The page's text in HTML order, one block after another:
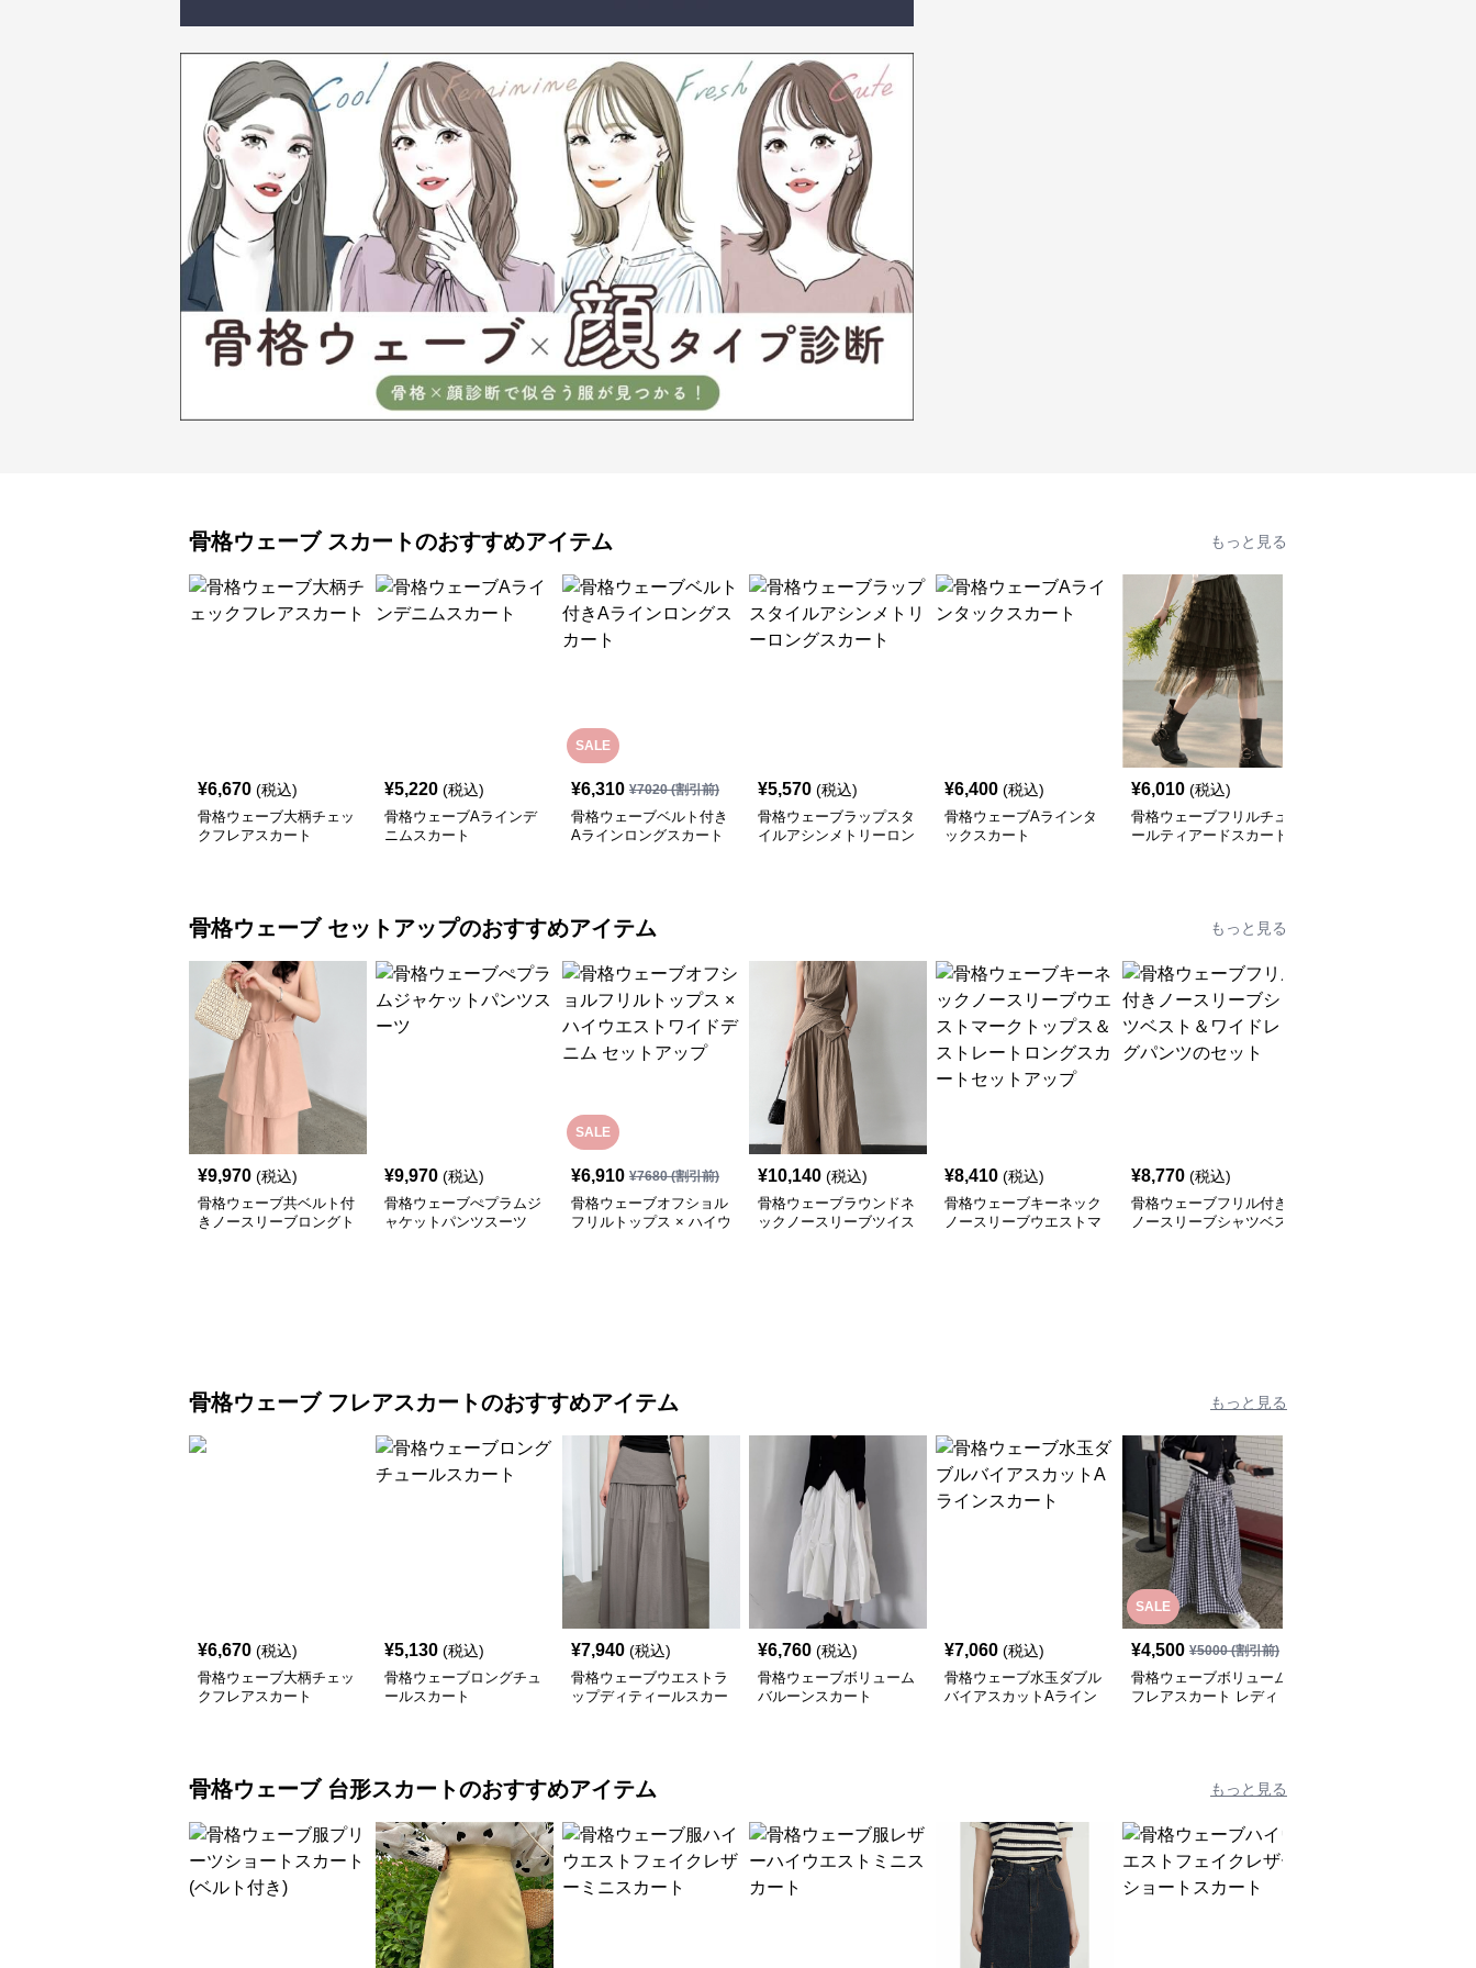
骨格ウェーブ スカートのおすすめアイテム もっと見る
¥6,670 (税込)
骨格ウェーブ大柄チェッ
クフレアスカート
¥5,220 (税込)
骨格ウェーブAラインデ
ニムスカート
SALE
¥6,310 ¥7020(割引前)
骨格ウェーブベルト付き
Aラインロングスカート
¥5,570 (税込)
骨格ウェーブラップスタ
イルアシンメトリーロン
¥6,400 (税込)
骨格ウェーブAラインタ
ックスカート
¥6,010 (税込)
骨格ウェーブフリルチュ
ールティアードスカート
骨格ウェーブ セットアップのおすすめアイテム もっと見る
¥9,970 (税込)
骨格ウェーブ共ベルト付
きノースリーブロングト
¥9,970 (税込)
骨格ウェーブぺプラムジ
ャケットパンツスーツ
SALE
¥6,910 ¥7680(割引前)
骨格ウェーブオフショル
フリルトップス × ハイウ
¥10,140 (税込)
骨格ウェーブラウンドネ
ックノースリーブツイス
¥8,410 (税込)
骨格ウェーブキーネック
ノースリーブウエストマ
¥8,770 (税込)
骨格ウェーブフリル付き
ノースリーブシャツベス
骨格ウェーブ フレアスカートのおすすめアイテム もっと見る
¥6,670 (税込)
骨格ウェーブ大柄チェッ
クフレアスカート
¥5,130 (税込)
骨格ウェーブロングチュ
ールスカート
¥7,940 (税込)
骨格ウェーブウエストラ
ップディティールスカー
¥6,760 (税込)
骨格ウェーブボリューム
バルーンスカート
¥7,060 (税込)
骨格ウェーブ水玉ダブル
バイアスカットAライン
SALE
¥4,500 ¥5000(割引前)
骨格ウェーブボリューム
フレアスカート レディ
骨格ウェーブ 台形スカートのおすすめアイテム もっと見る